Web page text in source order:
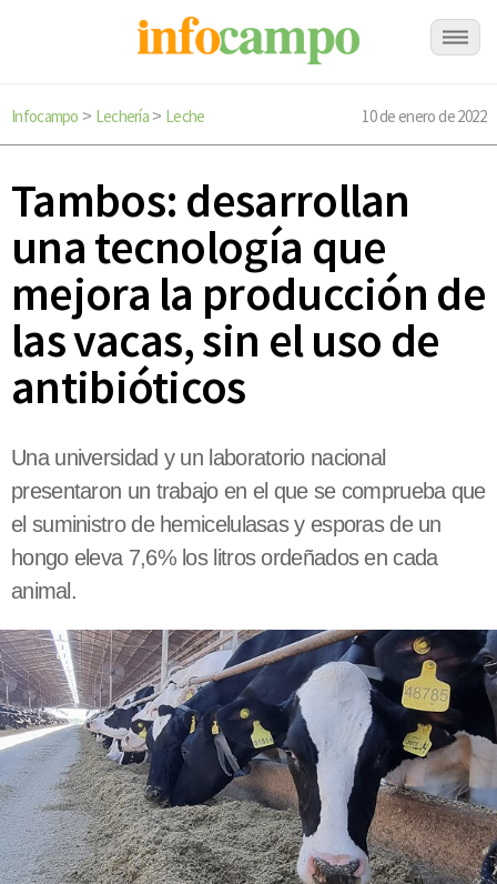
Infocampo > Lechería> Leche 10 de enero de 2022
Tambos: desarrollan
una tecnología que
mejora la producción de
las vacas, sin el uso de
antibióticos
Una universidad y un laboratorio nacional
presentaron un trabajo en el que se comprueba que
el suministro de hemicelulasas y esporas de un
hongo eleva 7,6% los litros ordeñados en cada
animal.